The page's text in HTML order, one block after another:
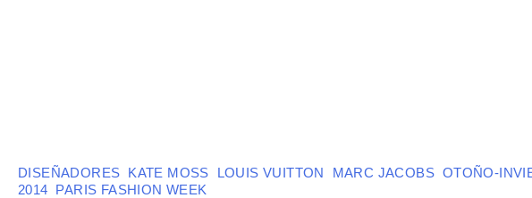
DISEÑADORES KATE MOSS LOUIS VUITTON MARC JACOBS OTOÑO-
2014 PARIS FASHION WEEK